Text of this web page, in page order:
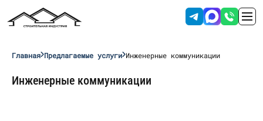
Главная Предлагаемые услуги Инженерные коммуникации
Инженерные коммуникации